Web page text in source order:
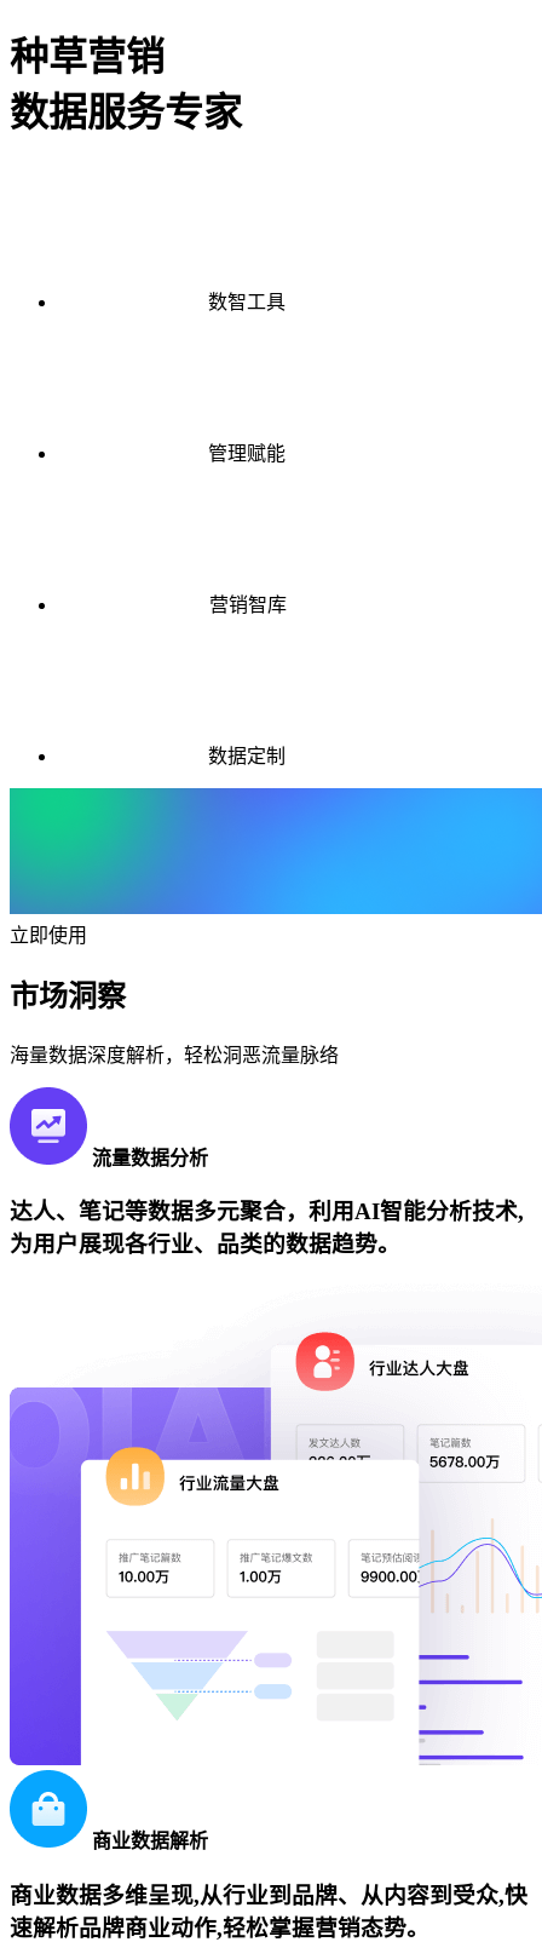
种草营销
数据服务专家
数智工具
管理赋能
营销智库
数据定制
立即使用
市场洞察
海量数据深度解析，轻松洞恶流量脉络
流量数据分析
达人、笔记等数据多元聚合，利用AI智能分析技术,
为用户展现各行业、品类的数据趋势。
商业数据解析
商业数据多维呈现,从行业到品牌、从内容到受众,快
速解析品牌商业动作,轻松掌握营销态势。